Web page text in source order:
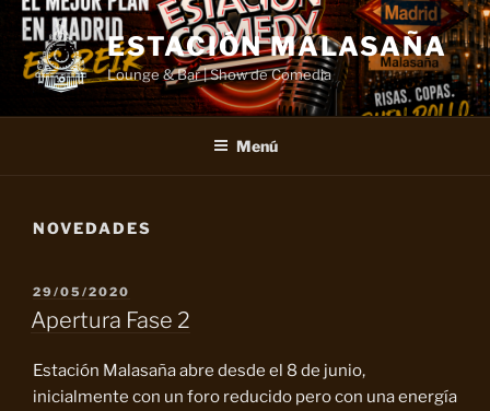
Saltar
contenido
ESTACIÓN MALASAÑA
Lounge & Bar | Show de Comedia
Menú
NOVEDADES
PUBLICADO
EL
29/05/2020
Apertura Fase 2
Estación Malasaña abre desde el 8 de junio,
inicialmente con un foro reducido pero con una energía